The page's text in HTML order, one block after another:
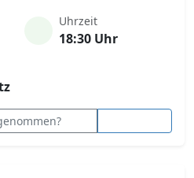
Uhrzeit
18:30 Uhr